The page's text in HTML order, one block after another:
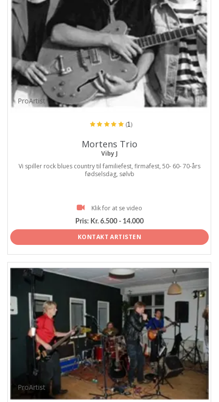
ProArtist
(1)
Mortens Trio
Viby J
Vi spiller rock blues country til familiefest, firmafest, 50- 60- 70-års
fødselsdag, sølvb
Klik for at se video
Pris: Kr. 6.500 - 14.000
KONTAKT ARTISTEN
ProArtist